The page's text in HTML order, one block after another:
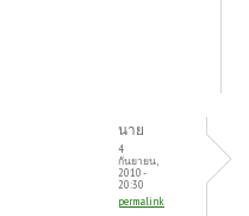
นาย
4
กันยายน,
2010 -
20:30
permalink